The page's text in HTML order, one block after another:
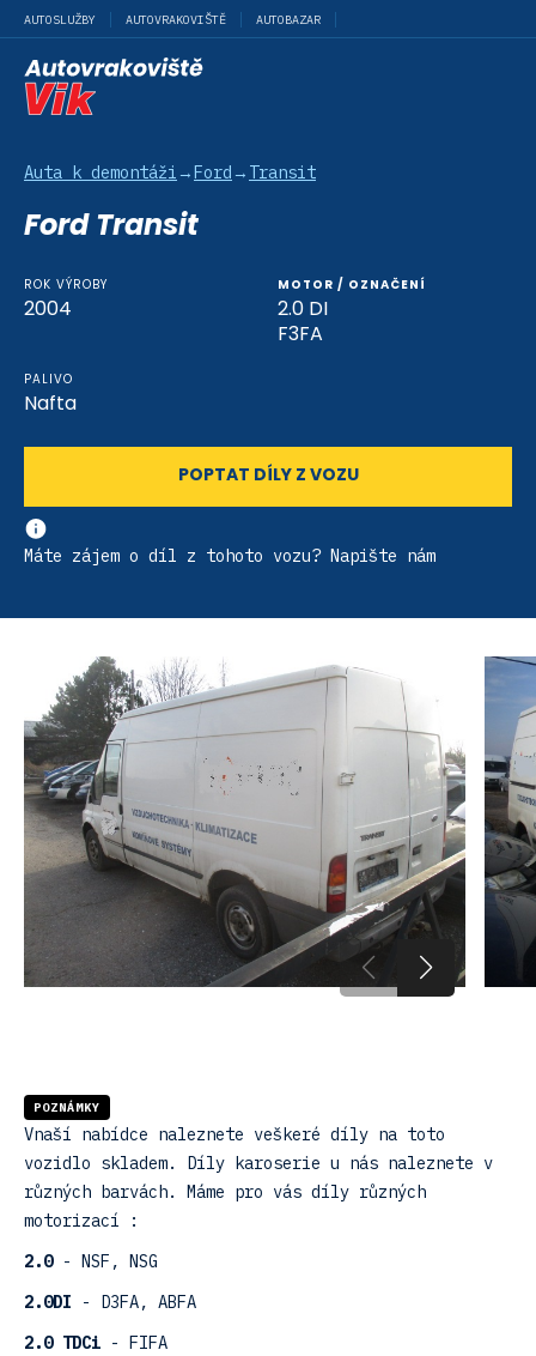
AUTOSLUŽBY AUTOVRAKOVIŠTĚ AUTOBAZAR
Auta k demontáži →Ford → Transit
Ford Transit
ROK VÝROBY
2004
MOTOR / OZNAČENÍ
2.0 DI
F3FA
PALIVO
Nafta
POPTAT DÍLY Z VOZU
Máte zájem o díl z tohoto vozu? Napište nám
POZNÁMKY
Vnaší nabídce naleznete veškeré díly na toto
vozidlo skladem. Díly karoserie u nás naleznete v
různých barvách. Máme pro vás díly různých
motorizací :
2.0- NSF, NSG
2.0DI - D3FA, ABFA
2.0 TDCi - FIFA